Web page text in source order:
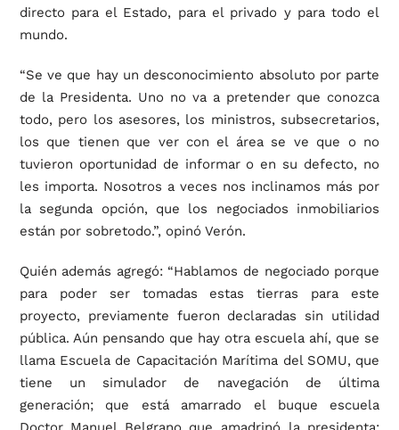
directo para el Estado, para el privado y para todo el
mundo.
“Se ve que hay un desconocimiento absoluto por parte
de la Presidenta. Uno no va a pretender que conozca
todo, pero los asesores, los ministros, subsecretarios,
los que tienen que ver con el área se ve que o no
tuvieron oportunidad de informar o en su defecto, no
les importa. Nosotros a veces nos inclinamos más por
la segunda opción, que los negociados inmobiliarios
están por sobretodo.”, opinó Verón.
Quién además agregó: “Hablamos de negociado porque
para poder ser tomadas estas tierras para este
proyecto, previamente fueron declaradas sin utilidad
pública. Aún pensando que hay otra escuela ahí, que se
llama Escuela de Capacitación Marítima del SOMU, que
tiene un simulador de navegación de última
generación; que está amarrado el buque escuela